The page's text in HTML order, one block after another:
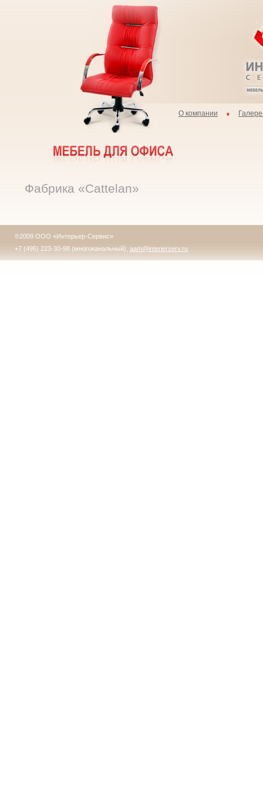
О компании
Фабрика «Сattelan»
©2009 ООО «Интерьер-Сервис»
+7 (495) 223-30-98 (многоканальный), aam@interierserv.ru